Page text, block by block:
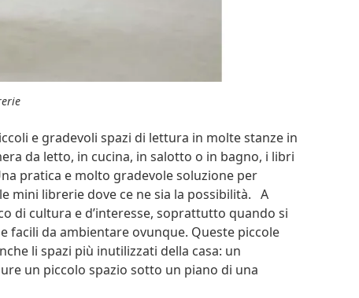
e gradevoli spazi di lettura in molte stanze in
da letto, in cucina, in salotto o in bagno, i libri
pratica e molto gradevole soluzione per
mini librerie dove ce ne sia la possibilità. A
di cultura e d’interesse, soprattutto quando si
da ambientare ovunque. Queste piccole
li spazi più inutilizzati della casa: un
un piccolo spazio sotto un piano di una